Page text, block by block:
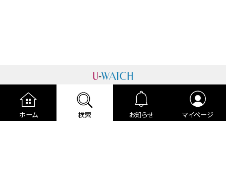
ホーム 検索 お知らせ マイページ
運営者情報 プライバシーポリシー
cookieポリシー
利用規約
ご利用ガイド 編集部より
広告掲載について